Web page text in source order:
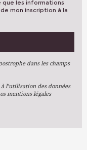
que les informations
mon inscription à la
dans les champs
l’utilisation des données
mentions légales